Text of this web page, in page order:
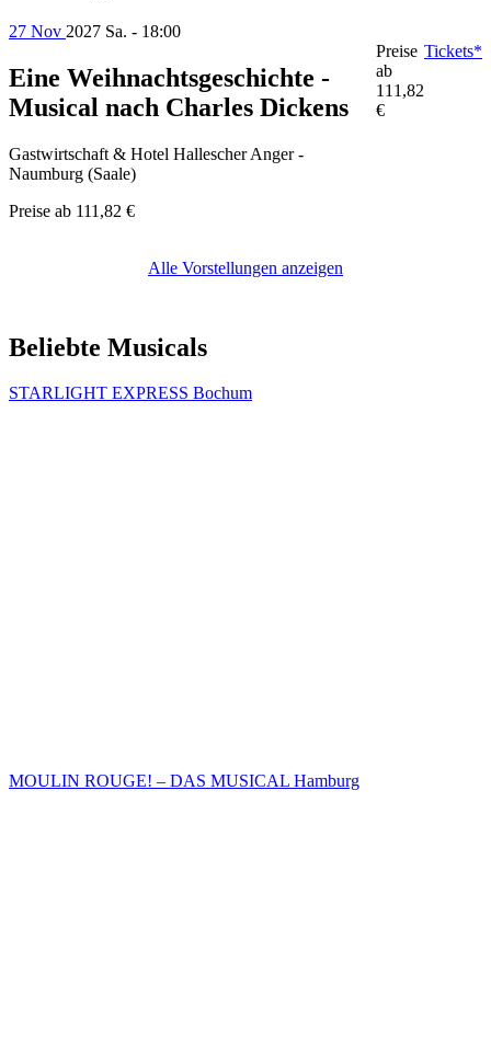
27 Nov 2027 Sa. - 18:00
Eine Weihnachtsgeschichte -
Musical nach Charles Dickens
Gastwirtschaft & Hotel Hallescher Anger -
Naumburg (Saale)
Preise ab 111,82 €
Preise
ab
111,82
€
Tickets*
Alle Vorstellungen anzeigen
Beliebte Musicals
STARLIGHT EXPRESS Bochum
MOULIN ROUGE! – DAS MUSICAL Hamburg